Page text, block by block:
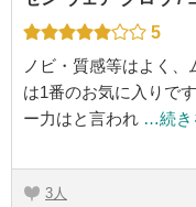
5
ノビ・質感等はよく
は1番のお気に入りで
ー力はと言われ …続き
3